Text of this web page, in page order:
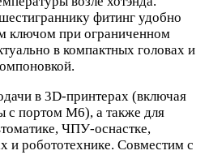
фитинг удобно
ключом при ограниченном
в компактных головах и
в 3D‑принтерах (включая
с портом M6), а также для
ЧПУ‑оснастке,
и робототехнике. Совместим с